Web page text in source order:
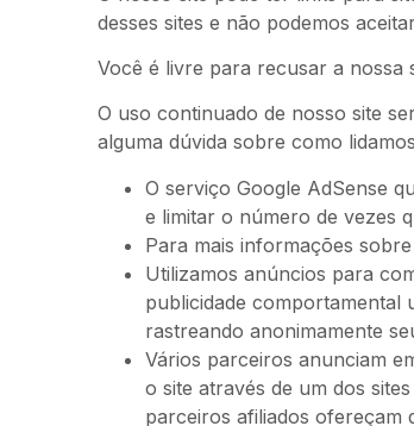
desses sites e não podemos
Você é livre para recusar a nossa
O uso continuado de nosso site
alguma dúvida sobre como
O serviço Google AdSense
e limitar o número de vezes
Para mais informações
Utilizamos anúncios para
publicidade comportamental
rastreando anonimamente
Vários parceiros anunciam
o site através de um dos
parceiros afiliados